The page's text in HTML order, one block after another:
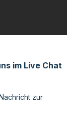
im Live Chat
zur